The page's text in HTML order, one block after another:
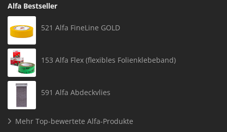
Alfa Bestseller
521 Alfa FineLine GOLD
153 Alfa Flex (flexibles Folienklebeband)
591 Alfa Abdeckvlies
Mehr Top-bewertete Alfa-Produkte